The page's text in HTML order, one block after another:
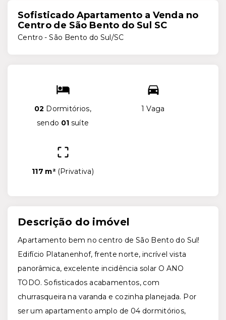
Sofisticado Apartamento a Venda no
Centro de São Bento do Sul SC
Centro - São Bento do Sul/SC
02 Dormitórios,
sendo 01 suíte
1 Vaga
117 m² (Privativa)
Descrição do imóvel
Apartamento bem no centro de São Bento do Sul!
Edifício Platanenhof, frente norte, incrível vista
panorâmica, excelente incidência solar O ANO
TODO. Sofisticados acabamentos, com
churrasqueira na varanda e cozinha planejada. Por
ser um apartamento amplo de 04 dormitórios,